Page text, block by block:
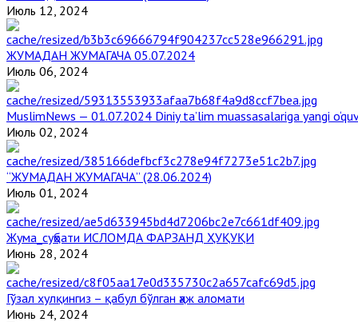
Июль 12, 2024
ЖУМАДАН ЖУМАГАЧА 05.07.2024
Июль 06, 2024
MuslimNews — 01.07.2024 Diniy ta’lim muassasalariga yangi
Июль 02, 2024
“ЖУМАДАН ЖУМАГАЧА” (28.06.2024)
Июль 01, 2024
Жума_суҳбати ИСЛОМДА ФАРЗАНД ҲУҚУҚИ
Июнь 28, 2024
Гўзал хулқингиз – қабул бўлган ҳаж аломати
Июнь 24, 2024